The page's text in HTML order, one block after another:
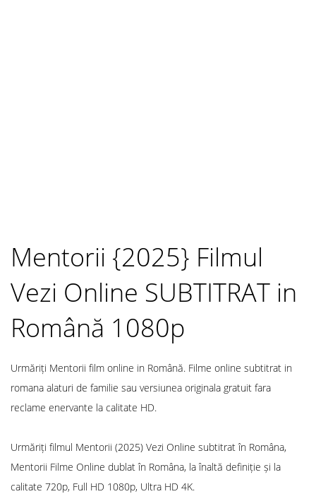
Mentorii {2025} Filmul
Vezi Online SUBTITRAT in
Română 1080p
Urmăriți Mentorii film online in Română. Filme online subtitrat in
romana alaturi de familie sau versiunea originala gratuit fara
reclame enervante la calitate HD.
Urmăriți filmul Mentorii (2025) Vezi Online subtitrat în Româna,
Mentorii Filme Online dublat în Româna, la înaltă definiție și la
calitate 720p, Full HD 1080p, Ultra HD 4K.